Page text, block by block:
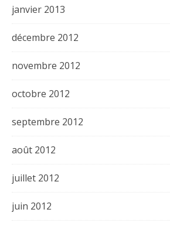
janvier 2013
décembre 2012
novembre 2012
octobre 2012
septembre 2012
août 2012
juillet 2012
juin 2012